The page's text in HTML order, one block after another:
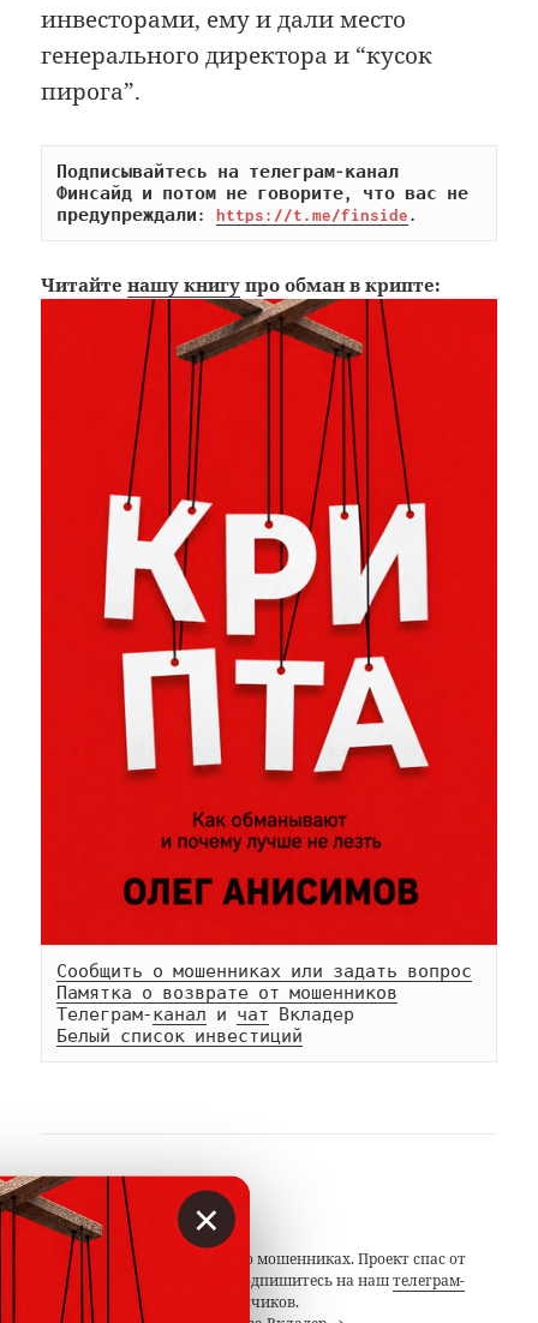
инвесторами, ему и дали место
генерального директора и “кусок
пирога”.
Подписывайтесь на телеграм-канал
Финсайд и потом не говорите, что вас не
предупреждали: https://t.me/finside.
Читайтенашу книгу про обман в крипте:
Сообщить о мошенниках или задать вопрос
Памятка о возврате от мошенников
Телеграм-канал и чат
Белый список инвестиций
АВТОР
Вкладер
С 2014 года предупреждаем о мошенниках. Проект спас от
потерь миллионы людей. Подпишитесь на наштелеграм-
канал с 19 тысячами подписчиков.
×